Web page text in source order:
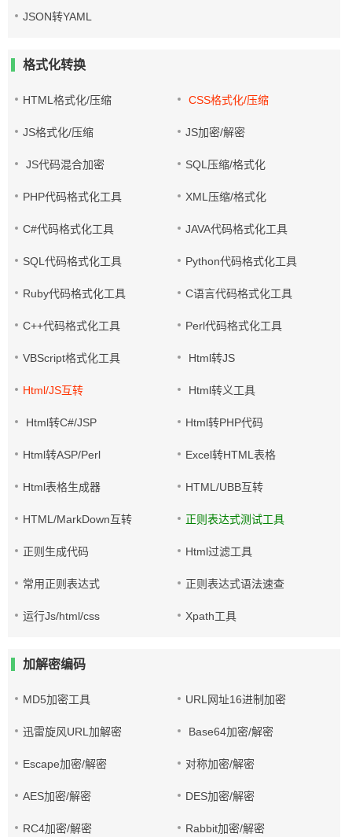
JSON转YAML
格式化转换
HTML格式化/压缩 CSS格式化/压缩
JS格式化/压缩 JS加密/解密
JS代码混合加密 SQL压缩/格式化
PHP代码格式化工具 XML压缩/格式化
C#代码格式化工具 JAVA代码格式化工具
SQL代码格式化工具 Python代码格式化工具
Ruby代码格式化工具 C语言代码格式化工具
C++代码格式化工具 Perl代码格式化工具
VBScript格式化工具 Html转JS
Html/JS互转 Html转义工具
Html转C#/JSP Html转PHP代码
Html转ASP/Perl Excel转HTML表格
Html表格生成器 HTML/UBB互转
HTML/MarkDown互转 正则表达式测试工具
正则生成代码 Html过滤工具
常用正则表达式 正则表达式语法速查
运行Js/html/css Xpath工具
加解密编码
MD5加密工具 URL网址16进制加密
迅雷旋风URL加解密 Base64加密/解密
Escape加密/解密 对称加密/解密
AES加密/解密 DES加密/解密
RC4加密/解密 Rabbit加密/解密